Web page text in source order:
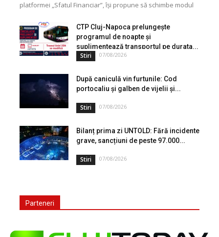
platformei „Sfatul Financiar”, își propune să schimbe modul
de peste...
CTP Cluj-Napoca prelungește
programul de noapte și
suplimentează transportul pe durata...
Stiri 07/08/2026
După caniculă vin furtunile: Cod
portocaliu și galben de vijelii și...
Stiri 07/08/2026
Bilanț prima zi UNTOLD: Fără incidente
grave, sancțiuni de peste 97.000...
Stiri 07/08/2026
Parteneri